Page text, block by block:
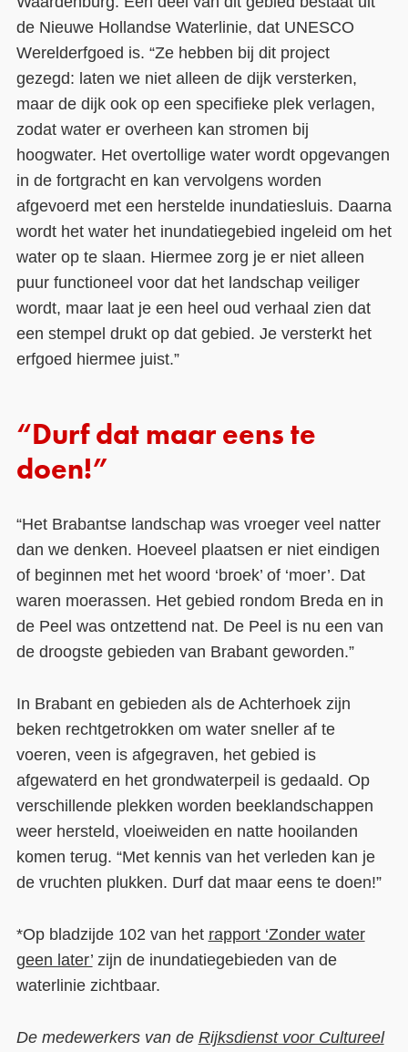
de Nieuwe Hollandse Waterlinie, dat UNESCO
Werelderfgoed is. “Ze hebben bij dit project
gezegd: laten we niet alleen de dijk versterken,
maar de dijk ook op een specifieke plek verlagen,
zodat water er overheen kan stromen bij
hoogwater. Het overtollige water wordt opgevangen
in de fortgracht en kan vervolgens worden
afgevoerd met een herstelde inundatiesluis. Daarna
wordt het water het inundatiegebied ingeleid om het
water op te slaan. Hiermee zorg je er niet alleen
puur functioneel voor dat het landschap veiliger
wordt, maar laat je een heel oud verhaal zien dat
een stempel drukt op dat gebied. Je versterkt het
erfgoed hiermee juist.”
“Durf dat maar eens te
doen!”
“Het Brabantse landschap was vroeger veel natter
dan we denken. Hoeveel plaatsen er niet eindigen
of beginnen met het woord ‘broek’ of ‘moer’. Dat
waren moerassen. Het gebied rondom Breda en in
de Peel was ontzettend nat. De Peel is nu een van
de droogste gebieden van Brabant geworden.”
In Brabant en gebieden als de Achterhoek zijn
beken rechtgetrokken om water sneller af te
voeren, veen is afgegraven, het gebied is
afgewaterd en het grondwaterpeil is gedaald. Op
verschillende plekken worden beeklandschappen
weer hersteld, vloeiweiden en natte hooilanden
komen terug. “Met kennis van het verleden kan je
de vruchten plukken. Durf dat maar eens te doen!”
*Op bladzijde 102 van het rapport ‘Zonder water
geen later’zijn de inundatiegebieden van de
waterlinie zichtbaar.
De medewerkers van de Rijksdienst voor Cultureel